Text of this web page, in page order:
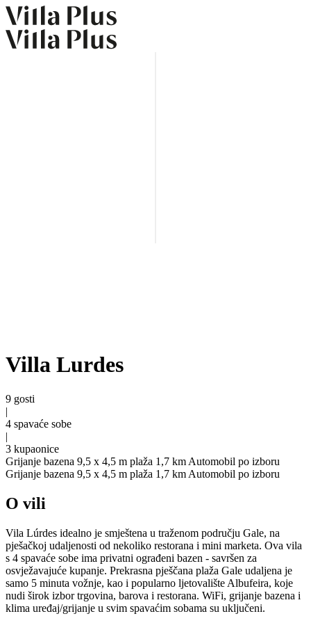
Villa Lurdes
9 gosti
|
4 spavaće sobe
|
3 kupaonice
Grijanje bazena 9,5 x 4,5 m plaža 1,7 km Automobil po izboru
Grijanje bazena 9,5 x 4,5 m plaža 1,7 km Automobil po izboru
O vili
Vila Lúrdes idealno je smještena u traženom području Gale, na
pješačkoj udaljenosti od nekoliko restorana i mini marketa. Ova vila
s 4 spavaće sobe ima privatni ograđeni bazen - savršen za
osvježavajuće kupanje. Prekrasna pješčana plaža Gale udaljena je
samo 5 minuta vožnje, kao i popularno ljetovalište Albufeira, koje
nudi širok izbor trgovina, barova i restorana. WiFi, grijanje bazena i
klima uređaj/grijanje u svim spavaćim sobama su uključeni.